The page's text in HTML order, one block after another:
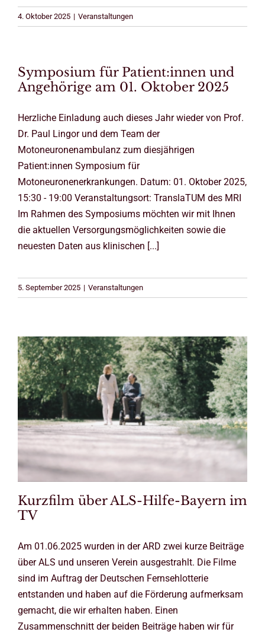
4. Oktober 2025 | Veranstaltungen
Symposium für Patient:innen und
Angehörige am 01. Oktober 2025
Herzliche Einladung auch dieses Jahr wieder von Prof.
Dr. Paul Lingor und dem Team der
Motoneuronenambulanz zum diesjährigen
Patient:innen Symposium für
Motoneuronenerkrankungen. Datum: 01. Oktober 2025,
15:30 - 19:00 Veranstaltungsort: TranslaTUM des MRI
Im Rahmen des Symposiums möchten wir mit Ihnen
die aktuellen Versorgungsmöglichkeiten sowie die
neuesten Daten aus klinischen [...]
5. September 2025 | Veranstaltungen
Kurzfilm über ALS-Hilfe-Bayern im
TV
Am 01.06.2025 wurden in der ARD zwei kurze Beiträge
über ALS und unseren Verein ausgestrahlt. Die Filme
sind im Auftrag der Deutschen Fernsehlotterie
entstanden und haben auf die Förderung aufmerksam
gemacht, die wir erhalten haben. Einen
Zusammenschnitt der beiden Beiträge haben wir für